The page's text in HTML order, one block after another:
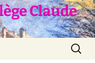
Claude